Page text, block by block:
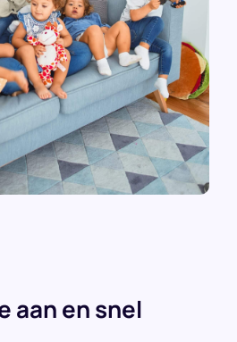
aan en snel